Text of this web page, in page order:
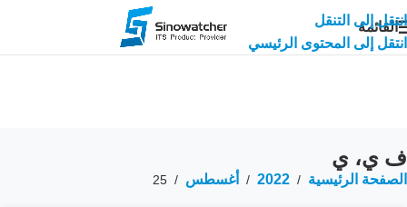
انتقل إلى التنقل
انتقل إلى المحتوى الرئيسي
القائمة
ف ي، ي
الصفحة الرئيسية /
2022
/ أغسطس /
25